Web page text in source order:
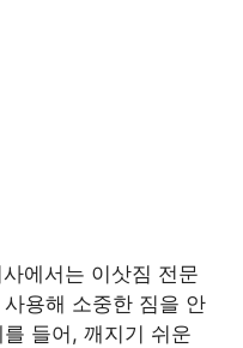
에서는 이삿짐 전문
용해 소중한 짐을 안
들어, 깨지기 쉬운